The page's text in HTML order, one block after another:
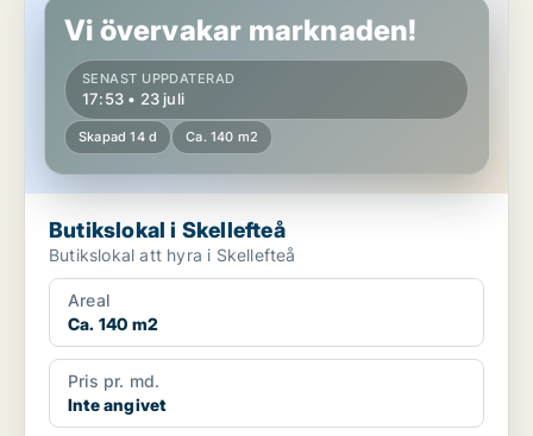
Vi övervakar marknaden!
SENAST UPPDATERAD
17:53 • 23 juli
Skapad 14 d Ca. 140 m2
Butikslokal i Skellefteå
Butikslokal att hyra i Skellefteå
Areal
Ca. 140 m2
Pris pr. md.
Inte angivet